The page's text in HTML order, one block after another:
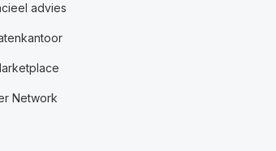
advies
Network